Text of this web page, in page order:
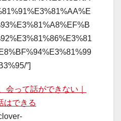
”]
会って話ができない｜
はできる